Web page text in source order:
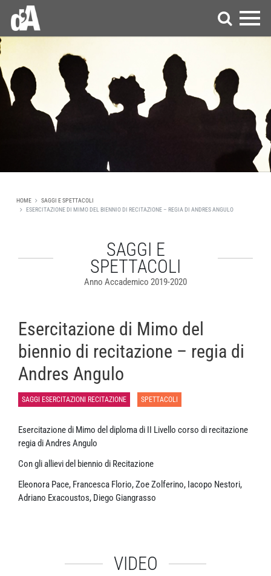
HOME
SAGGI E SPETTACOLI
ESERCITAZIONE DI MIMO DEL BIENNIO DI RECITAZIONE – REGIA DI ANDRES ANGULO
SAGGI E
SPETTACOLI
Anno Accademico 2019-2020
Esercitazione di Mimo del
biennio di recitazione – regia di
Andres Angulo
SAGGI ESERCITAZIONI RECITAZIONE SPETTACOLI
Esercitazione di Mimo del diploma di II Livello corso di recitazione
regia di Andres Angulo
Con gli allievi del biennio di Recitazione
Eleonora Pace, Francesca Florio, Zoe Zolferino, Iacopo Nestori,
Adriano Exacoustos, Diego Giangrasso
VIDEO